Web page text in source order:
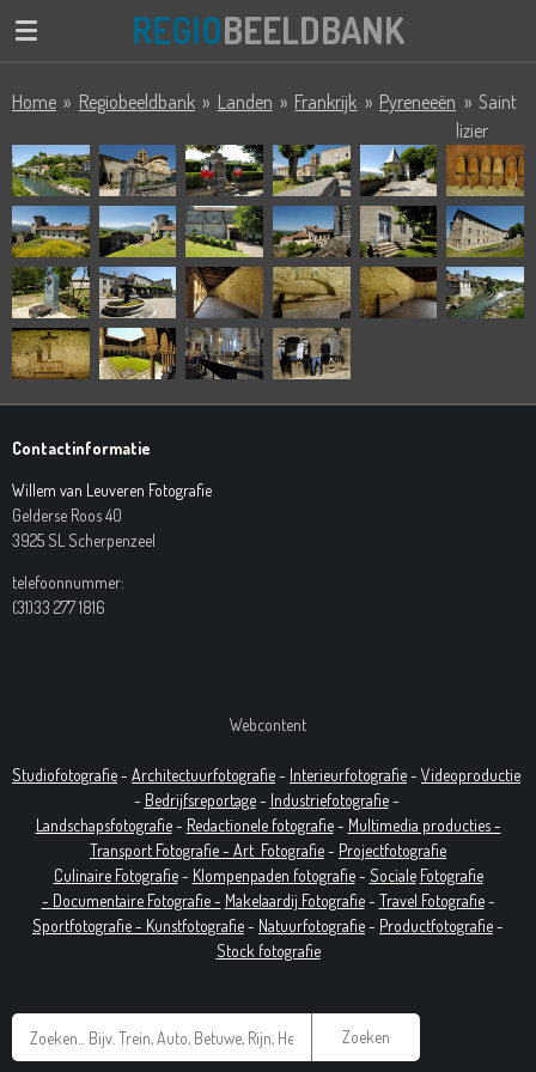
Ga
de
REGIOBEELDBANK
Home » Regiobeeldbank » Landen » Frankrijk » Pyreneeën » Saint
lizier
Contactinformatie
Willem van Leuveren Fotografie
Gelderse Roos 40
3925 SL Scherpenzeel
telefoonnummer:
(31)33 277 1816
Webcontent
Studiofotografie- Architectuurfotografie- Interieurfotografie- Videoproductie
- Bedrijfsreportage- Industriefotografie-
Landschapsfotografie- Redactionele fotografie- Multimedia producties -
Transport Fotografie - Art Fotografie- Projectfotografie
Culinaire Fotografie- Klompenpaden fotografie- Sociale Fotografie
- Documentaire Fotografie- Makelaardij Fotografie- Travel Fotografie-
Sportfotografie - Kunstfotografie- Natuurfotografie- Productfotografie-
Stock fotografie
Zoeken